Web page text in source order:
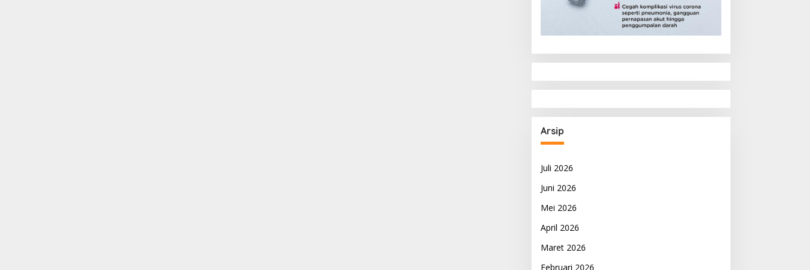
Arsip
Juli 2026
Juni 2026
Mei 2026
April 2026
Maret 2026
Februari 2026